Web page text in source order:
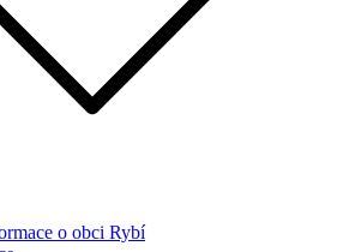
o obci Rybí